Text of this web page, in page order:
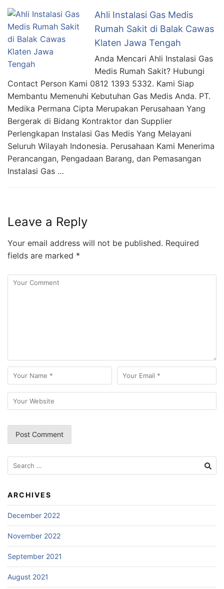
Ahli Instalasi Gas Medis
Rumah Sakit di Balak Cawas
Klaten Jawa Tengah
Anda Mencari Ahli Instalasi Gas
Medis Rumah Sakit? Hubungi
Contact Person Kami 0812 1393 5332. Kami Siap
Membantu Memenuhi Kebutuhan Gas Medis Anda. PT.
Medika Permana Cipta Merupakan Perusahaan Yang
Bergerak di Bidang Kontraktor dan Supplier
Perlengkapan Instalasi Gas Medis Yang Melayani
Seluruh Wilayah Indonesia. Perusahaan Kami Menerima
Perancangan, Pengadaan Barang, dan Pemasangan
Instalasi Gas …
Leave a Reply
Your email address will not be published. Required
fields are marked *
Search
for:
ARCHIVES
December 2022
November 2022
September 2021
August 2021